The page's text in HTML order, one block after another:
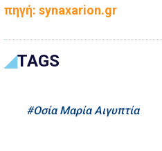
πηγή: synaxarion.gr
TAGS
Οσία Μαρία Αιγυπτία